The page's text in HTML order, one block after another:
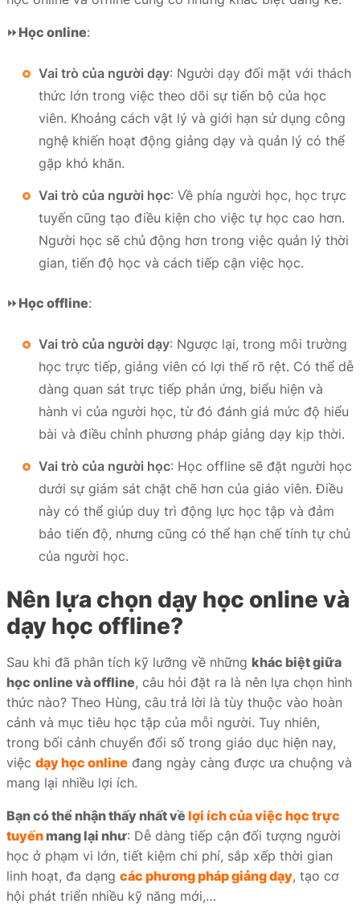
⏩ Học online:
Vai trò của người dạy: Người dạy đối mặt với thách
thức lớn trong việc theo dõi sự tiến bộ của học
viên. Khoảng cách vật lý và giới hạn sử dụng công
nghệ khiến hoạt động giảng dạy và quản lý có thể
gặp khó khăn.
Vai trò của người học: Về phía người học, học trực
tuyến cũng tạo điều kiện cho việc tự học cao hơn.
Người học sẽ chủ động hơn trong việc quản lý thời
gian, tiến độ học và cách tiếp cận việc học.
⏩ Học offline:
Vai trò của người dạy: Ngược lại, trong môi trường
học trực tiếp, giảng viên có lợi thế rõ rệt. Có thể dễ
dàng quan sát trực tiếp phản ứng, biểu hiện và
hành vi của người học, từ đó đánh giá mức độ hiểu
bài và điều chỉnh phương pháp giảng dạy kịp thời.
Vai trò của người học: Học offline sẽ đặt người học
dưới sự giám sát chặt chẽ hơn của giáo viên. Điều
này có thể giúp duy trì động lực học tập và đảm
bảo tiến độ, nhưng cũng có thể hạn chế tính tự chủ
của người học.
Nên lựa chọn dạy học online và
dạy học offline?
Sau khi đã phân tích kỹ lưỡng về những khác biệt giữa
học online và offline, câu hỏi đặt ra là nên lựa chọn hình
thức nào? Theo Hùng, câu trả lời là tùy thuộc vào hoàn
cảnh và mục tiêu học tập của mỗi người. Tuy nhiên,
trong bối cảnh chuyển đổi số trong giáo dục hiện nay,
việc dạy học online đang ngày càng được ưa chuộng và
mang lại nhiều lợi ích.
Bạn có thể nhận thấy nhất về lợi ích của việc học trực
tuyến mang lại như: Dễ dàng tiếp cận đối tượng người
học ở phạm vi lớn, tiết kiệm chi phí, sắp xếp thời gian
linh hoạt, đa dạng các phương pháp giảng dạy, tạo cơ
hội phát triển nhiều kỹ năng mới,…